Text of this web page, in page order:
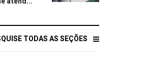
TODAS AS SEÇÕES